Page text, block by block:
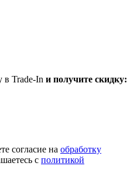
в Trade-In и получите скидку:
согласие на обработку
с политикой